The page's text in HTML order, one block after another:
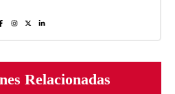
Relacionadas